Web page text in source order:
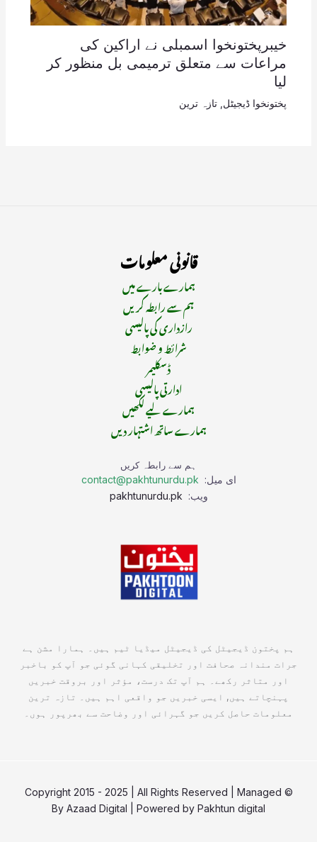
خیبرپختونخوا اسمبلی نے اراکین کی
مراعات سے متعلق ترمیمی بل منظور کر
لیا
پختونخوا ڈیجیٹل, تازہ ترین
قانونی معلومات
ہمارے بارے میں
ہم سے رابطہ کریں
رازداری کی پالیسی
شرائط و ضوابط
ڈسکلیمر
ادارتی پالیسی
ہمارے لیے لکھیں
ہمارے ساتھ اشتہار دیں
ہم سے رابطہ کریں
ای میل: contact@pakhtunurdu.pk
ویب:
ہم پختون ڈیجیٹل کی ڈیجیٹل میڈیا ٹیم ہیں۔ ہمارا مشن ہے
جرات مندانہ صحافت اور تخلیقی کہانی گوئی جو آپ کو باخبر
اور متاثر رکھے۔ ہم آپ تک درست، مؤثر اور بروقت خبریں
پہنچاتے ہیں, ایسی خبریں جو واقعی اہم ہیں۔ تازہ ترین
معلومات حاصل کریں جو گہرائی اور وضاحت سے بھرپور ہوں۔
© Copyright 2015 - 2025 | All Rights Reserved | Managed
By Azaad Digital | Powered by Pakhtun digital